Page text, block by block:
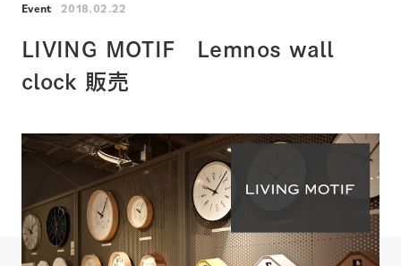
Event 2018.02.22
LIVING MOTIF Lemnos wall
clock 販売